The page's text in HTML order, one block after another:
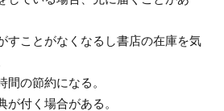
すことがなくなるし書店の在庫を気
間の節約になる。
が付く場合がある。